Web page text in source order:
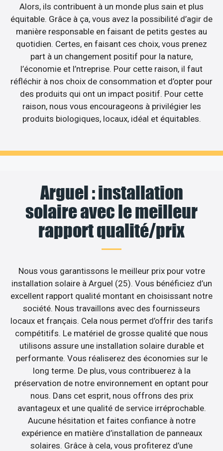
Alors, ils contribuent à un monde plus sain et plus
équitable. Grâce à ça, vous avez la possibilité d’agir de
manière responsable en faisant de petits gestes au
quotidien. Certes, en faisant ces choix, vous prenez
part à un changement positif pour la nature,
l’économie et l’ntreprise. Pour cette raison, il faut
réfléchir à nos choix de consommation et d’opter pour
des produits qui ont un impact positif. Pour cette
raison, nous vous encourageons à privilégier les
produits biologiques, locaux, idéal et équitables.
Arguel : installation
solaire avec le meilleur
rapport qualité/prix
Nous vous garantissons le meilleur prix pour votre
installation solaire à Arguel (25). Vous bénéficiez d’un
excellent rapport qualité montant en choisissant notre
société. Nous travaillons avec des fournisseurs
locaux et français. Cela nous permet d’offrir des tarifs
compétitifs. Le matériel de grosse qualité que nous
utilisons assure une installation solaire durable et
performante. Vous réaliserez des économies sur le
long terme. De plus, vous contribuerez à la
préservation de notre environnement en optant pour
nous. Dans cet esprit, nous offrons des prix
avantageux et une qualité de service irréprochable.
Aucune hésitation et faites confiance à notre
expérience en matière d’installation de panneaux
solaires. Grâce à cela, vous profiterez d’une